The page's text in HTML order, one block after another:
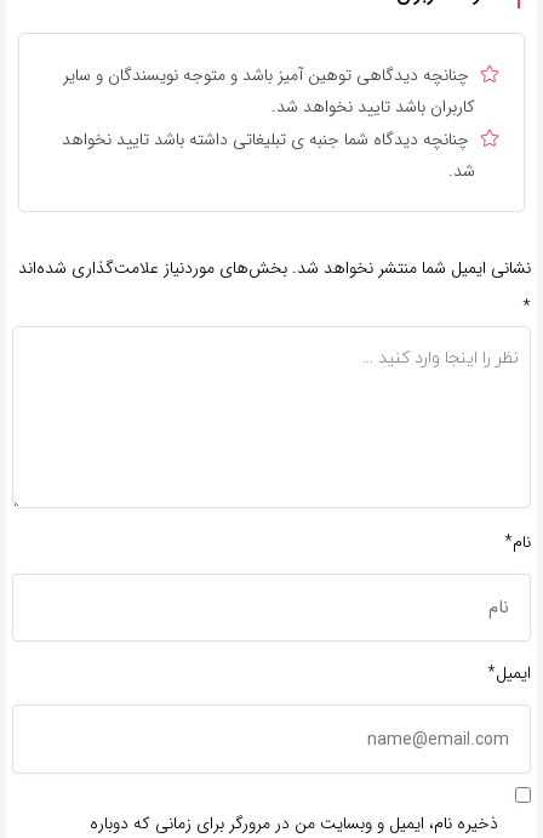
چنانچه دیدگاهی توهین آمیز باشد و متوجه نویسندگان و سایر
کاربران باشد تایید نخواهد شد.
چنانچه دیدگاه شما جنبه ی تبلیغاتی داشته باشد تایید نخواهد
شد.
نشانی ایمیل شما منتشر نخواهد شد. بخش‌های موردنیاز علامت‌گذاری شده‌اند
*
نام*
ایمیل*
ذخیره نام، ایمیل و وبسایت من در مرورگر برای زمانی که دوباره